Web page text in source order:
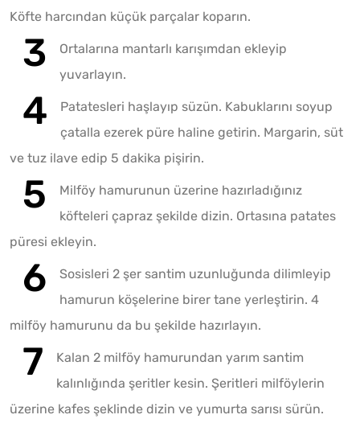
Köfte harcından küçük parçalar koparın.
Ortalarına mantarlı karışımdan ekleyip
yuvarlayın.
Patatesleri haşlayıp süzün. Kabuklarını soyup
çatalla ezerek püre haline getirin. Margarin, süt
ve tuz ilave edip 5 dakika pişirin.
Milföy hamurunun üzerine hazırladığınız
köfteleri çapraz şekilde dizin. Ortasına patates
püresi ekleyin.
Sosisleri 2 şer santim uzunluğunda dilimleyip
hamurun köşelerine birer tane yerleştirin. 4
milföy hamurunu da bu şekilde hazırlayın.
Kalan 2 milföy hamurundan yarım santim
kalınlığında şeritler kesin. Şeritleri milföylerin
üzerine kafes şeklinde dizin ve yumurta sarısı sürün.